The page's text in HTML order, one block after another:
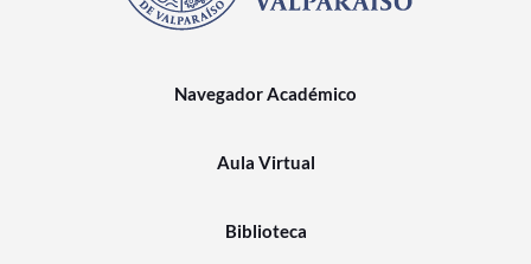
Navegador Académico
Aula Virtual
Biblioteca